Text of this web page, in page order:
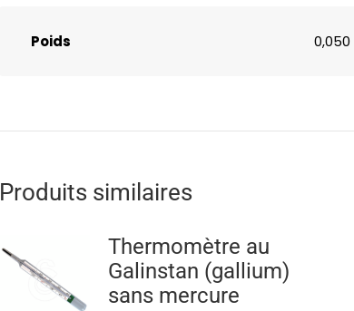
Poids 0,050
Produits similaires
Thermomètre au
Galinstan (gallium)
sans mercure